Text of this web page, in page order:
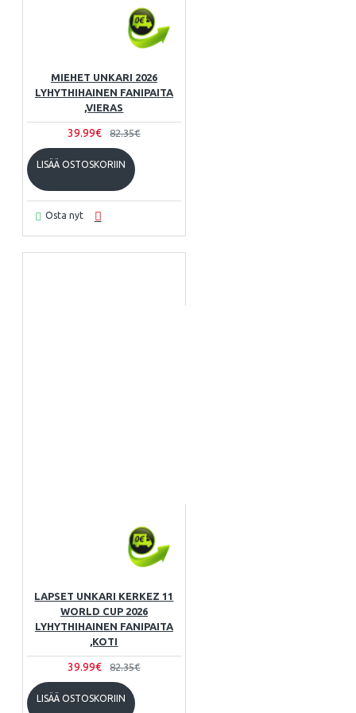
MIEHET UNKARI 2026
LYHYTHIHAINEN FANIPAITA
,VIERAS
39.99€ 82.35€
LISÄÄ OSTOSKORIIN
Osta nyt
LAPSET UNKARI KERKEZ 11
WORLD CUP 2026
LYHYTHIHAINEN FANIPAITA
,KOTI
39.99€ 82.35€
LISÄÄ OSTOSKORIIN